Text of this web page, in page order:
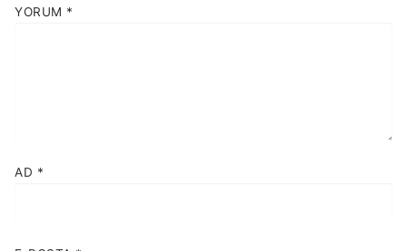
YORUM *
AD *